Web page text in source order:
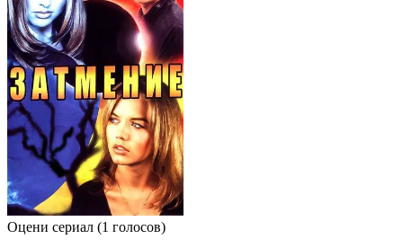
Оцени сериал (1 голосов)